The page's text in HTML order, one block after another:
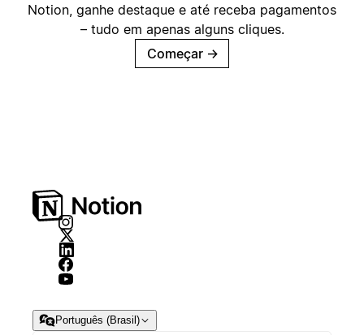
Notion, ganhe destaque e até receba pagamentos
– tudo em apenas alguns cliques.
Começar →
Português (Brasil)